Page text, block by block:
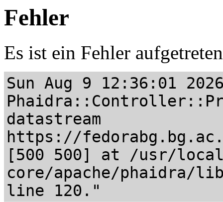
Fehler
Es ist ein Fehler
Sun Aug 9 12:36:01
datastream
https://
[500 500] at /usr/
core/apache/phaidra/
line 120."